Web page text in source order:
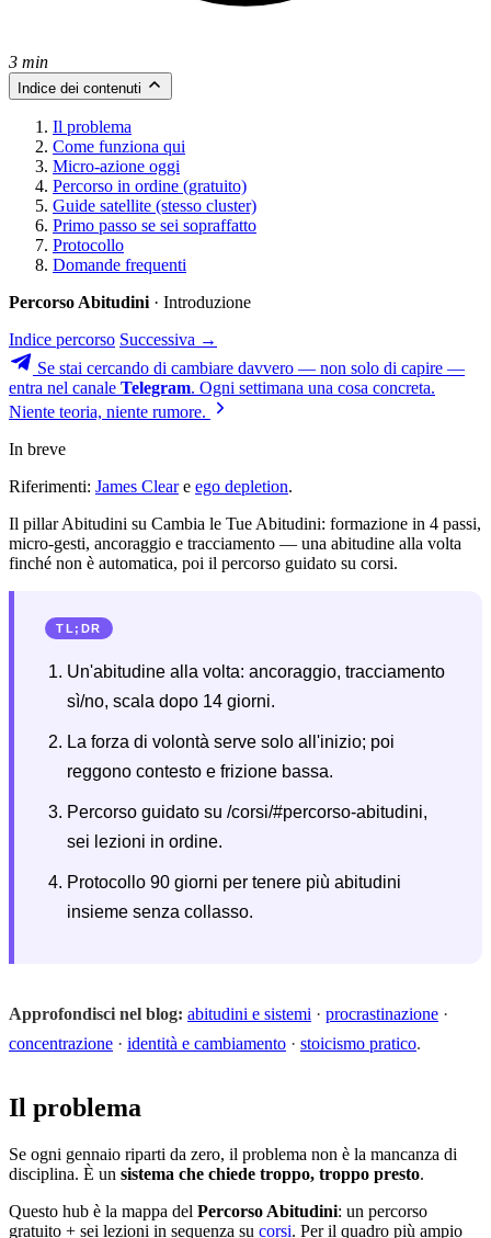
3 min
Indice dei contenuti
Il problema
Come funziona qui
Micro-azione oggi
Percorso in ordine (gratuito)
Guide satellite (stesso cluster)
Primo passo se sei sopraffatto
Protocollo
Domande frequenti
Percorso Abitudini · Introduzione
Indice percorso Successiva →
Se stai cercando di cambiare davvero — non solo di capire —
entra nel canale Telegram. Ogni settimana una cosa concreta.
Niente teoria, niente rumore.
In breve
Riferimenti: James Cleare ego depletion.
Il pillar Abitudini su Cambia le Tue Abitudini: formazione in 4 passi,
micro-gesti, ancoraggio e tracciamento — una abitudine alla volta
finché non è automatica, poi il percorso guidato su corsi.
TL;DR
Un'abitudine alla volta: ancoraggio, tracciamento
sì/no, scala dopo 14 giorni.
La forza di volontà serve solo all'inizio; poi
reggono contesto e frizione bassa.
Percorso guidato su /corsi/#percorso-abitudini,
sei lezioni in ordine.
Protocollo 90 giorni per tenere più abitudini
insieme senza collasso.
Approfondisci nel blog: abitudini e sistemi · procrastinazione ·
concentrazione · identità e cambiamento · stoicismo pratico.
Il problema
Se ogni gennaio riparti da zero, il problema non è la mancanza di
disciplina. È un sistema che chiede troppo, troppo presto.
Questo hub è la mappa del Percorso Abitudini: un percorso
gratuito + sei lezioni in sequenza su corsi. Per il quadro più ampio